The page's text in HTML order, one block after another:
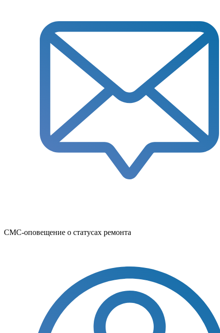
СМС-оповещение о статусах ремонта